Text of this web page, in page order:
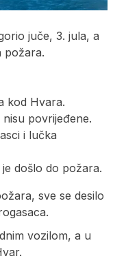
juče, 3. jula, a
požara.
kod Hvara.
povrijeđene.
i lučka
došlo do požara.
sve se desilo
vozilom, a u